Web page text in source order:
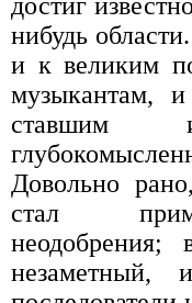
ни­будь
и к великим
музыкантам,
ставшим
Довольно
стал
неодобрения;
незаметный,